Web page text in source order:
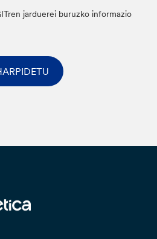
jarduerei buruzko informazio